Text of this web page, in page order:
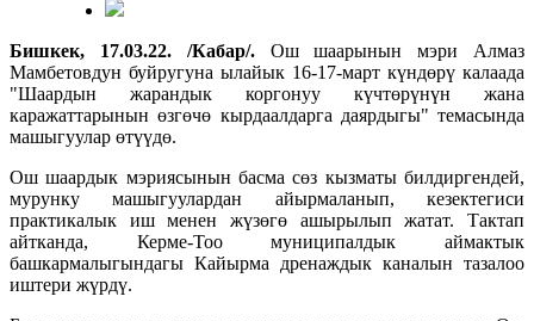
Бишкек, 17.03.22. /Кабар/. Ош шаарынын мэри Алмаз
Мамбетовдун буйругуна ылайык 16-17-март күндөрү калаада
"Шаардын жарандык коргонуу күчтөрүнүн жана
каражаттарынын өзгөчө кырдаалдарга даярдыгы" темасында
машыгуулар өтүүдө.
Ош шаардык мэриясынын басма сөз кызматы билдиргендей,
мурунку машыгуулардан айырмаланып, кезектегиси
практикалык иш менен жүзөгө ашырылып жатат. Тактап
айтканда, Керме-Тоо муниципалдык аймактык
башкармалыгындагы Кайырма дренаждык каналын тазалоо
иштери жүрдү.